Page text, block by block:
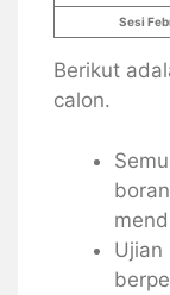
Sesi
Berikut
calon.
Ujian